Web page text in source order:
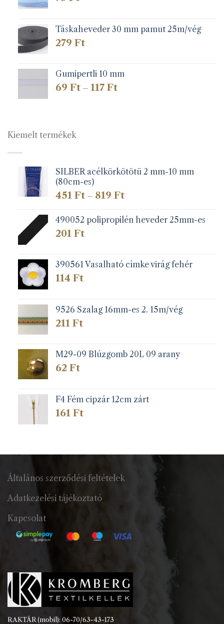
Táskaheveder 30 mm pamut 25m/vég
279 Ft
Gumipertli 10 mm
69 Ft – 117 FtÁrtartomány:
Kiemelt termékek
SILBER acélkörkötötü 2 mm-10 mm
(80cm-es)
451 Ft – 819 FtÁrtartomány:
-
819 Ft
490052 polipropilén heveder 25mm-es
201 Ft
390561 Vasalható címke virág fehér
114 Ft
9526 Szalag 16mm-es 2. 15m/vég
211 Ft
M29-09 Blúzgomb 20L 09 arany
62 Ft
F4 Fém cipzár 12cm zárt
161 Ft
Általános szerződési feltételek
Adatkezelési tájékoztató
Kapcsolat
RAKTÁR (mobil): 06-70/63-43-173